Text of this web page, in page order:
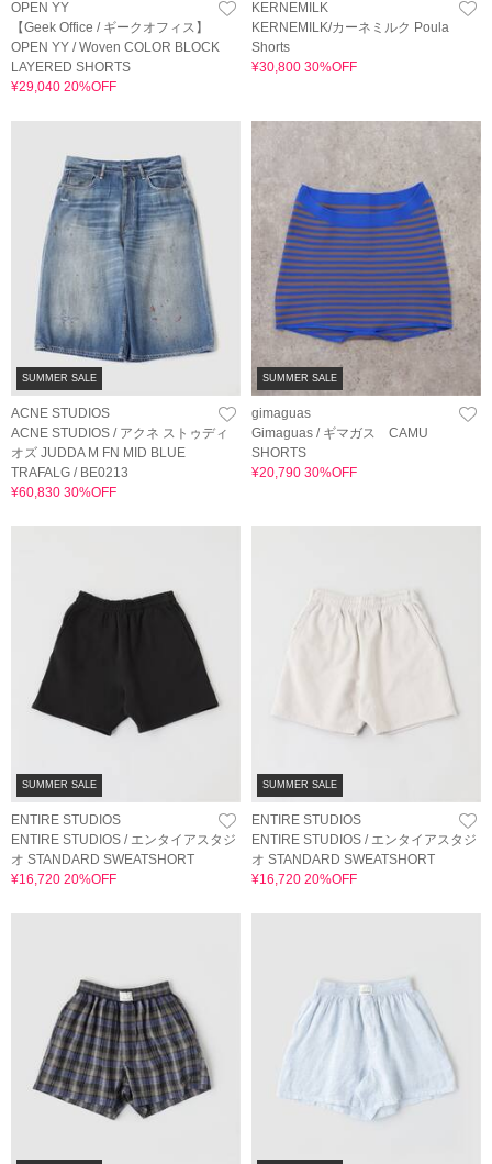
OPEN YY
【Geek Office / ギークオフィス】
OPEN YY / Woven COLOR BLOCK
LAYERED SHORTS
¥29,040 20%OFF
KERNEMILK
KERNEMILK/カーネミルク Poula
Shorts
¥30,800 30%OFF
SUMMER SALE
ACNE STUDIOS
ACNE STUDIOS / アクネ ストゥディ
オズ JUDDA M FN MID BLUE
TRAFALG / BE0213
¥60,830 30%OFF
SUMMER SALE
gimaguas
Gimaguas / ギマガス CAMU
SHORTS
¥20,790 30%OFF
SUMMER SALE
ENTIRE STUDIOS
ENTIRE STUDIOS / エンタイアスタジ
オ STANDARD SWEATSHORT
¥16,720 20%OFF
SUMMER SALE
ENTIRE STUDIOS
ENTIRE STUDIOS / エンタイアスタジ
オ STANDARD SWEATSHORT
¥16,720 20%OFF